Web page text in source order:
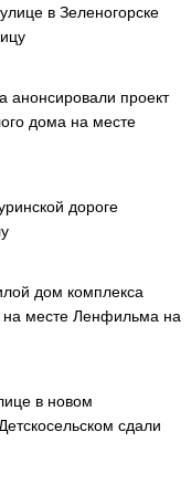
в Зеленогорске
анонсировали проект
дома на месте
дороге
дом комплекса
месте Ленфильма на
в новом
сдали